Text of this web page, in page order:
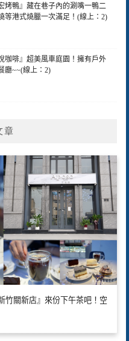
烤鴨』藏在巷子內的涮嘴一鴨二
等港式燒臘一次滿足！(線上：2)
咖啡』超美風車庭園！擁有戶外
廳~~(線上：2)
章
竹關新店』來份下午茶吧！空